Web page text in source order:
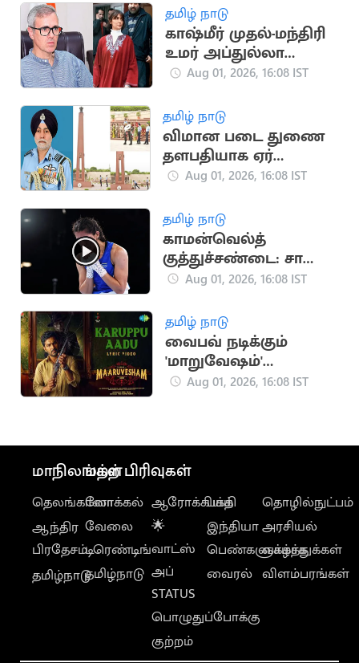
தமிழ் நாடு
காஷ்மீர் முதல்-மந்திரி
உமர் அப்துல்லா
தம்பதிக்கு விவாகரத்து:
Aug 01, 2026, 16:08 IST
தமிழ் நாடு
விமான படை துணை
தளபதியாக ஏர்
மார்ஷல் தேஜ்பால் சிங்
Aug 01, 2026, 16:08 IST
தமிழ் நாடு
காமன்வெல்த்
குத்துச்சண்டை: சாக்ஷி
சவுத்ரி தங்கம் வென்று
Aug 01, 2026, 16:08 IST
தமிழ் நாடு
வைபவ் நடிக்கும்
'மாறுவேஷம்'
திரைப்படத்தின் 'கருப்பு
Aug 01, 2026, 16:08 IST
மாநிலங்கள்
தெலங்கானா
ஆந்திர
பிரதேசம்
தமிழ்நாடு
மற்ற பிரிவுகள்
லோக்கல்
வேலை
டிரெண்டிங்
தமிழ்நாடு
ஆரோக்கியம்
🌟
வாட்ஸ்
அப்
STATUS
பொழுதுப்போக்கு
குற்றம்
பக்தி
இந்தியா
பெண்களுக்காக
வைரல்
தொழில்நுட்பம்
அரசியல்
வாழ்த்துக்கள்
விளம்பரங்கள்